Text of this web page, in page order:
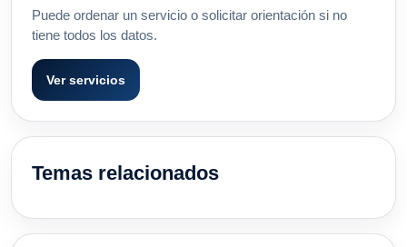
Puede ordenar un servicio o solicitar orientación si no
tiene todos los datos.
Ver servicios
Temas relacionados